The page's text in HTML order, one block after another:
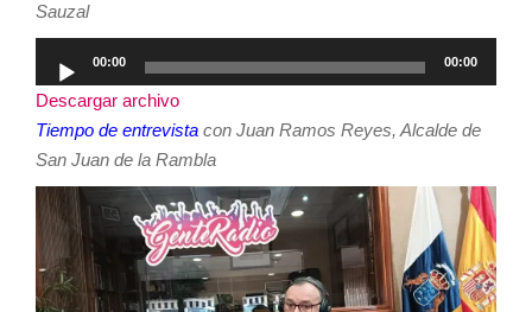
Sauzal
de
audio
00:00 00:00
Descargar archivo
Tiempo de entrevista con Juan Ramos Reyes, Alcalde de
San Juan de la Rambla